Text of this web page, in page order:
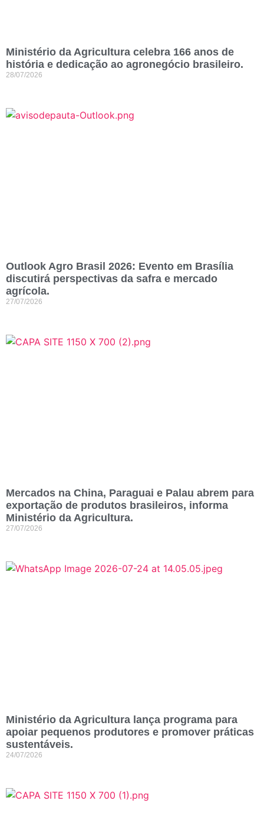
Ministério da Agricultura celebra 166 anos de
história e dedicação ao agronegócio brasileiro.
28/07/2026
Outlook Agro Brasil 2026: Evento em Brasília
discutirá perspectivas da safra e mercado
agrícola.
27/07/2026
Mercados na China, Paraguai e Palau abrem para
exportação de produtos brasileiros, informa
Ministério da Agricultura.
27/07/2026
Ministério da Agricultura lança programa para
apoiar pequenos produtores e promover práticas
sustentáveis.
24/07/2026